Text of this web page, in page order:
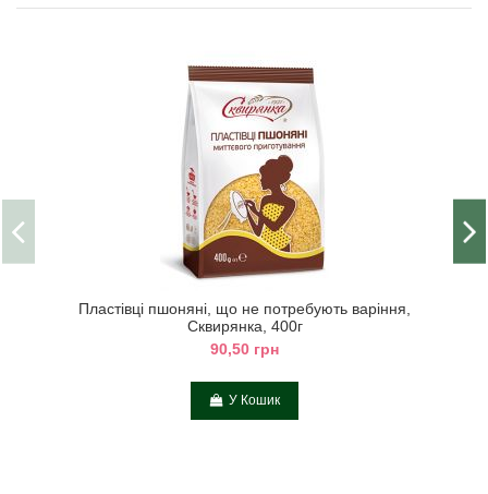
Пластівці пшоняні, що не потребують варіння,
Сквирянка, 400г
90,50 грн
У Кошик